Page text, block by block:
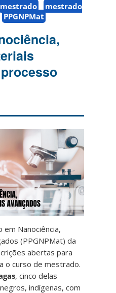
mestrado
mestrado
PPGNPMat
em Nanociência,
(PPGNPMat) da
abertas para
o curso de mestrado.
, cinco delas
indígenas, com